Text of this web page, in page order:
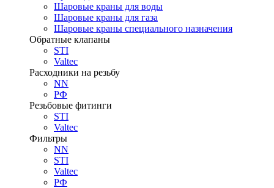
Шаровые краны для воды
Шаровые краны для газа
Шаровые краны специального назначения
Обратные клапаны
STI
Valtec
Расходники на резьбу
NN
РФ
Резьбовые фитинги
STI
Valtec
Фильтры
NN
STI
Valtec
РФ